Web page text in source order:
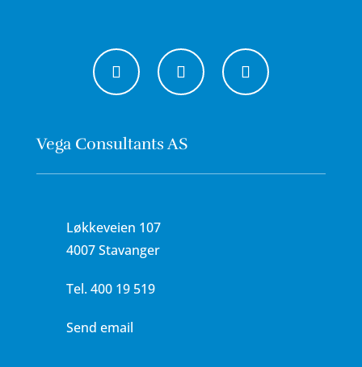
Vega Consultants AS
Løkkeveien 107
4007 Stavanger
Tel.400 19 519
Send email